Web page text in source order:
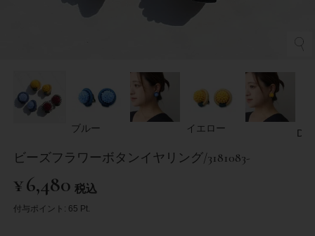
ブルー イエロー D
ビーズフラワーボタンイヤリング/3181083-
¥6,480 税込
付与ポイント: 65 Pt.